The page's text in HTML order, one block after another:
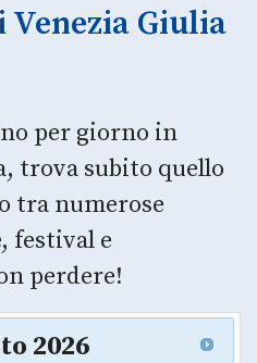
Giulia
per giorno in
trova subito quello
tra numerose
festival e
perdere!
2026